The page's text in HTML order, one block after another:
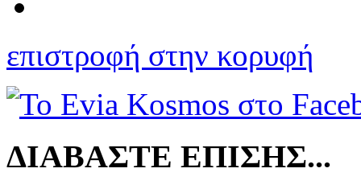
επιστροφή στην κορυφή
ΔΙΑΒΑΣΤΕ ΕΠΙΣΗΣ...